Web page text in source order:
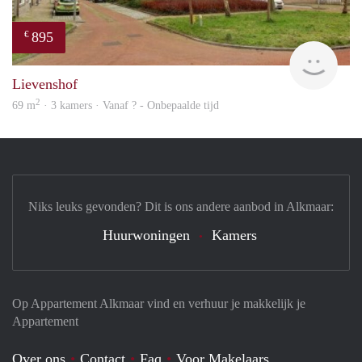
€ 895
rent
Lievenshof
69 m2 · 3 kamers · Vanaf ? - Onbepaalde tijd
Op Appartement Alkmaar vind en verhuur je makkelijk je
Appartement
Over ons Contact Faq Voor Makelaars
Niks leuks gevonden? Dit is ons andere aanbod in Alkmaar:
Huurwoningen Kamers